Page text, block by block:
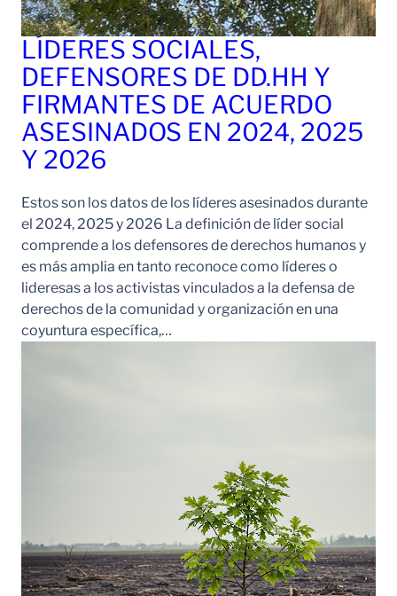
LÍDERES SOCIALES,
DEFENSORES DE DD.HH Y
FIRMANTES DE ACUERDO
ASESINADOS EN 2024, 2025
Y 2026
Estos son los datos de los líderes asesinados durante
el 2024, 2025 y 2026 La definición de líder social
comprende a los defensores de derechos humanos y
es más amplia en tanto reconoce como líderes o
lideresas a los activistas vinculados a la defensa de
derechos de la comunidad y organización en una
coyuntura específica,…